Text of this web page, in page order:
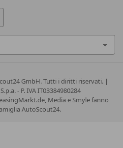
GmbH. Tutti i diritti riservati. |
- P. IVA IT03384980284
Media e Smyle fanno
AutoScout24.